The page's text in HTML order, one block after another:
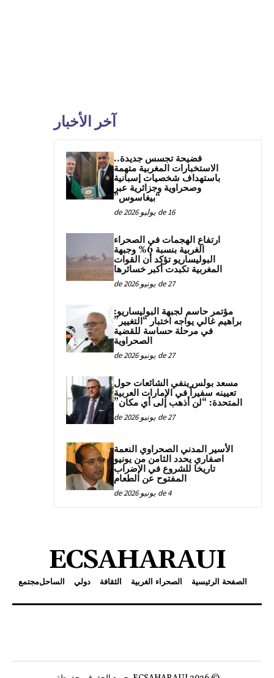
آخر الأخبار
فضيحة تجسس جديدة..
الاستخبارات المغربية متهمة
باستهداف شخصيات إسبانية
وصحراوية وجزائرية عبر
“بيغاسوس”
16 de يوليو de 2026
ارتفاع الهجمات في الصحراء
الغربية بنسبة 6% وجبهة
البوليساريو تؤكد أن القوات
المغربية تكبدت أكبر خسائرها
27 de يونيو de 2026
مؤتمر حاسم لجبهة البوليساريو:
براهيم غالي يواجه اختبار “التغيير”
في مرحلة حساسة للقضية
الصحراوية
27 de يونيو de 2026
مسعد بولس ينفي الشائعات حول
تعيينه سفيراً في الإمارات العربية
المتحدة: “لن أذهب إلى أي مكان”
27 de يونيو de 2026
الأسير المدني الصحراوي النعمة
اصفاري يحدد الثامن من يونيو
تاريخا للشروع في الإضراب
المفتوح عن الطعام
4 de يونيو de 2026
ECSAHARAUI
الصفحة الرئيسية الصحراء الغربية الثقافة دولي الساحلمجتمع